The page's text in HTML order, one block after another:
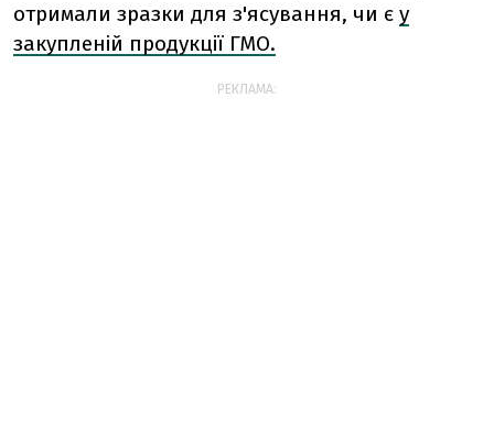
отримали зразки для з'ясування, чи є у
закупленій продукції ГМО.
РЕКЛАМА: